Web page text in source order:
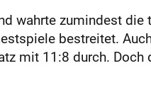
wahrte zumindest
bestreitet.
mit 11:8 durch.